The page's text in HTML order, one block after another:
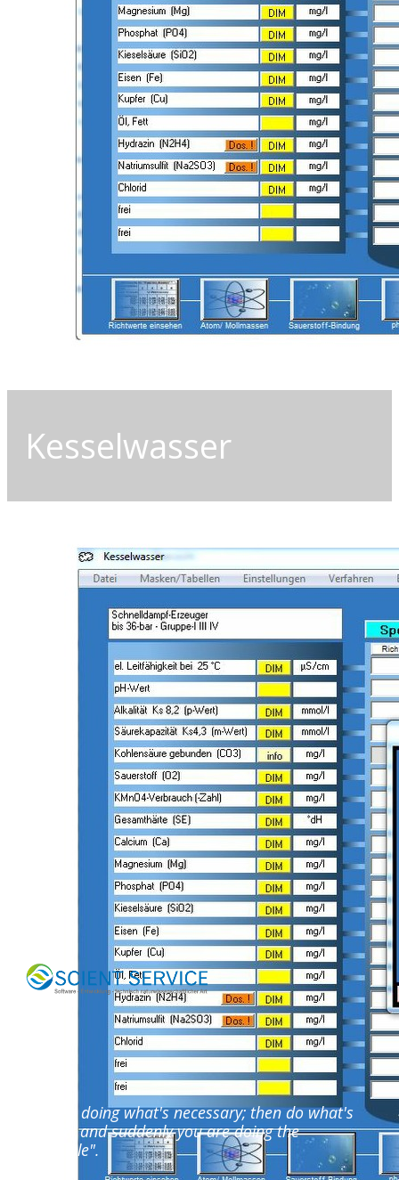
Kesselwasser
"Start by doing what's necessary; then do what's
possible; and suddenly you are doing the
impossible".